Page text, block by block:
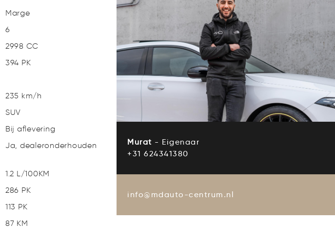
Marge
6
2998 CC
394 PK
235 km/h
SUV
Bij aflevering
Ja, dealeronderhouden
1.2 L/100KM
286 PK
113 PK
87 KM
Murat - Eigenaar
+31 624341380
info@mdauto-centrum.nl